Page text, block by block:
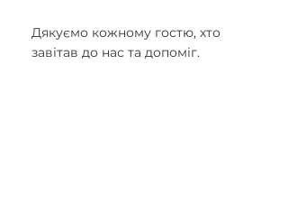
Дякуємо кожному гостю, хто
завітав до нас та допоміг.